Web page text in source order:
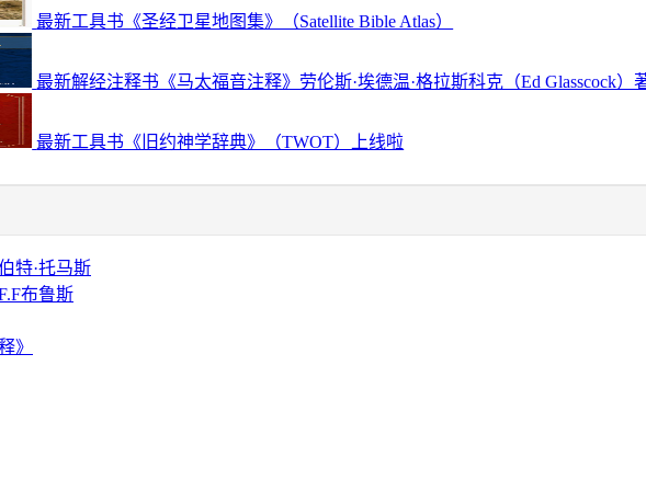
最新工具书《圣经卫星地图集》（Satellite Bible Atlas）
最新解经注释书《马太福音注释》劳伦斯·埃德温·格拉斯科克（Ed Glasscock）
最新工具书《旧约神学辞典》（TWOT）上线啦
特·托马斯
布鲁斯
》